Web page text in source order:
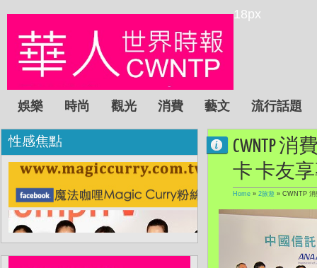
18px
娛樂 時尚 觀光 消費 藝文 流行話題
CWNTP
卡 卡友
Home » 2旅遊 » CWNTP 消
性感焦點